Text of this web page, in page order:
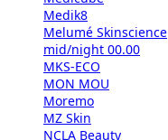
Medik8
Melumé Skinscience
mid/night 00.00
MKS-ECO
MON MOU
Moremo
MZ Skin
NCLA Beauty